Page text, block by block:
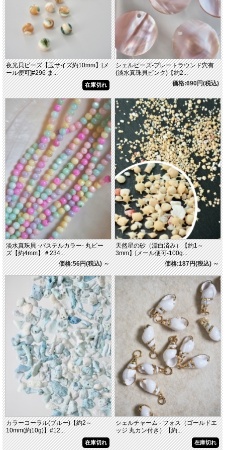
夜光貝ビーズ【玉サイズ約10mm】[メ
ール便可]#296 ま...
在庫切れ
シェルビーズ-プレートラウンド穴有
(淡水真珠貝ピンク)【約2...
価格:690円(税込)
淡水真珠貝 -パステルカラー- 丸ビー
ズ【約4mm】＃234...
価格:56円(税込)～
天然星の砂（漂白済み）【約1～
3mm】[メール便可-100g...
価格:187円(税込)～
カラーコーラル(ブルー)【約2～
10mm(約10g)】#12...
在庫切れ
シェルチャーム - フォス（ゴールドエ
ッジ 丸カン付き）【約...
在庫切れ